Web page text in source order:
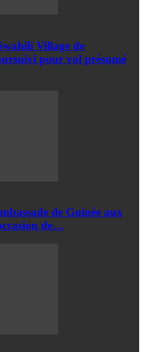
Village de
pour vol présumé
de Guinée aux
de…